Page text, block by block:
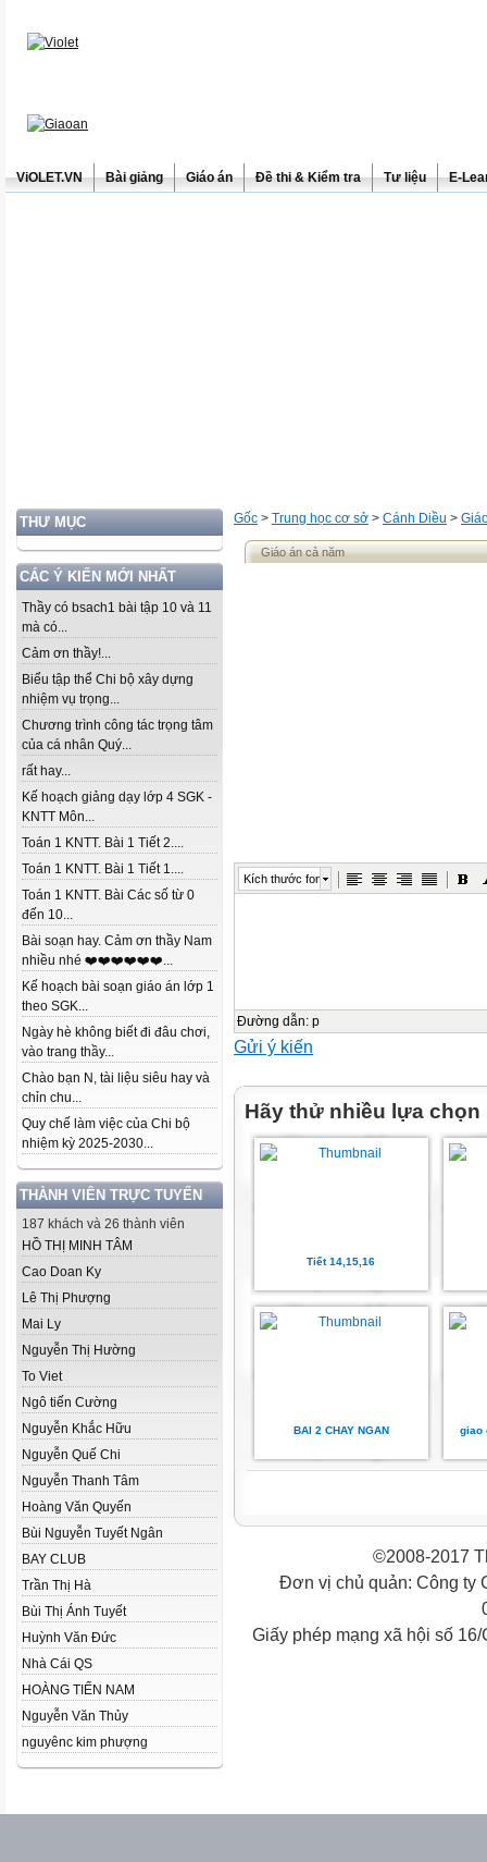
ViOLET.VN Bài giảng Giáo án Đề thi & Kiểm tra Tư liệu E-
THƯ MỤC
CÁC Ý KIẾN MỚI NHẤT
Thầy có bsach1 bài tập 10 và 11
mà có...
Cảm ơn thầy!...
Biểu tập thể Chi bộ xây dựng
nhiệm vụ trọng...
Chương trình công tác trọng tâm
của cá nhân Quý...
rất hay...
Kế hoạch giảng dạy lớp 4 SGK -
KNTT Môn...
Toán 1 KNTT. Bài 1 Tiết 2....
Toán 1 KNTT. Bài 1 Tiết 1....
Toán 1 KNTT. Bài Các số từ 0
đến 10...
Bài soạn hay. Cảm ơn thầy Nam
nhiều nhé ❤️❤️❤️❤️❤️❤️...
Kế hoạch bài soạn giáo án lớp 1
theo SGK...
Ngày hè không biết đi đâu chơi,
vào trang thầy...
Chào bạn N, tài liệu siêu hay và
chỉn chu...
Quy chế làm việc của Chi bộ
nhiệm kỳ 2025-2030...
THÀNH VIÊN TRỰC TUYẾN
187 khách và 26 thành viên
HỒ THỊ MINH TÂM
Cao Doan Ky
Lê Thị Phượng
Mai Ly
Nguyễn Thị Hường
To Viet
Ngô tiến Cường
Nguyễn Khắc Hữu
Nguyễn Quế Chi
Nguyễn Thanh Tâm
Hoàng Văn Quyến
Bùi Nguyễn Tuyết Ngân
BAY CLUB
Trần Thị Hà
Bùi Thị Ánh Tuyết
Huỳnh Văn Đức
Nhà Cái QS
HOÀNG TIẾN NAM
Nguyễn Văn Thủy
nguyênc kim phượng
Gốc > Trung học cơ sở > Cánh Diều >
Giáo án cả năm
Kích thước font
Đường dẫn: p
Gửi ý kiến
Hãy thử nhiều lựa chọn
Tiết 14,15,16
BAI 2 CHAY NGAN giao
©2008-2017
Đơn vị chủ quản: Công ty
Giấy phép mạng xã hội số